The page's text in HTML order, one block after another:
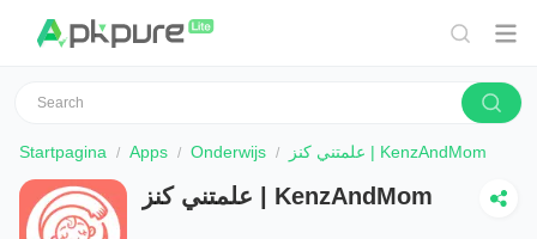
Startpagina Apps Onderwijs علمتني كنز | KenzAndMom
علمتني كنز | KenzAndMom